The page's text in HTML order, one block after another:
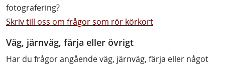
fotografering?
Skriv till oss om frågor som rör körkort
Väg, järnväg, färja eller övrigt
Har du frågor angående väg, järnväg, färja eller något